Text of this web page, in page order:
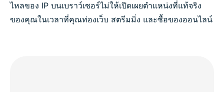
ไหลของ IP บนเบราว์เซอร์ไม่ให้เปิดเผยตำแหน่งที่แท้จริง
ของคุณในเวลาที่คุณท่องเว็บ สตรีมมิ่ง และซื้อของออนไลน์